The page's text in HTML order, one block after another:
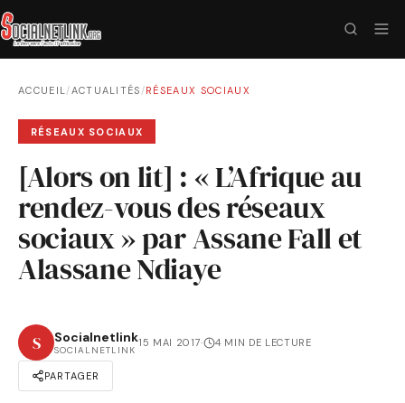
ACCUEIL/ACTUALITÉS /RÉSEAUX SOCIAUX
RÉSEAUX SOCIAUX
[Alors on lit] : « L’Afrique au
rendez-vous des réseaux
sociaux » par Assane Fall et
Alassane Ndiaye
S Socialnetlink
SOCIALNETLINK
15 MAI 2017· 4 MIN DE LECTURE
PARTAGER